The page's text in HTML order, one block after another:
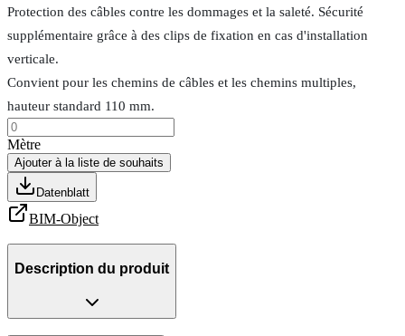
Protection des câbles contre les dommages et la saleté. Sécurité
supplémentaire grâce à des clips de fixation en cas d'installation
verticale.
Convient pour les chemins de câbles et les chemins multiples,
hauteur standard 110 mm.
Mètre
Ajouter à la liste de souhaits
Datenblatt
BIM-Object
Description du produit